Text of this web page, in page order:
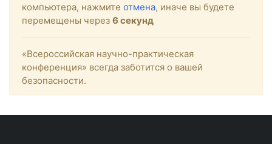
компьютера, нажмите отмена, иначе вы будете
перемещены через 6 секунд
«Всероссийская научно-практическая
конференция» всегда заботится о вашей
безопасности.